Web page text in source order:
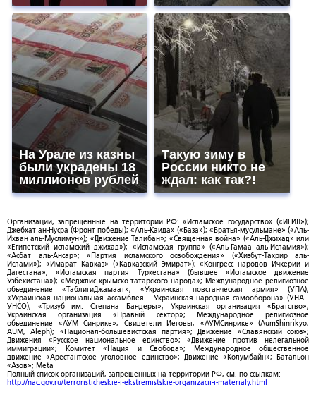
На Урале из казны
были украдены 18
миллионов рублей
Такую зиму в
России никто не
ждал: как так?!
Организации, запрещенные на территории РФ: «Исламское государство» («ИГИЛ»);
Джебхат ан-Нусра (Фронт победы); «Аль-Каида» («База»); «Братья-мусульмане» («Аль-
Ихван аль-Муслимун»); «Движение Талибан»; «Священная война» («Аль-Джихад» или
«Египетский исламский джихад»); «Исламская группа» («Аль-Гамаа аль-Исламия»);
«Асбат аль-Ансар»; «Партия исламского освобождения» («Хизбут-Тахрир аль-
Ислами»); «Имарат Кавказ» («Кавказский Эмират»); «Конгресс народов Ичкерии и
Дагестана»; «Исламская партия Туркестана» (бывшее «Исламское движение
Узбекистана»); «Меджлис крымско-татарского народа»; Международное религиозное
объединение «ТаблигиДжамаат»; «Украинская повстанческая армия» (УПА);
«Украинская национальная ассамблея – Украинская народная самооборона» (УНА -
УНСО); «Тризуб им. Степана Бандеры»; Украинская организация «Братство»;
Украинская организация «Правый сектор»; Международное религиозное
объединение «АУМ Синрике»; Свидетели Иеговы; «АУМСинрике» (AumShinrikyo,
AUM, Aleph); «Национал-большевистская партия»; Движение «Славянский союз»;
Движения «Русское национальное единство»; «Движение против нелегальной
иммиграции»; Комитет «Нация и Свобода»; Международное общественное
движение «Арестантское уголовное единство»; Движение «Колумбайн»; Батальон
«Азов»; Meta
Полный список организаций, запрещенных на территории РФ, см. по ссылкам:
http://nac.gov.ru/terroristicheskie-i-ekstremistskie-organizacii-i-materialy.html